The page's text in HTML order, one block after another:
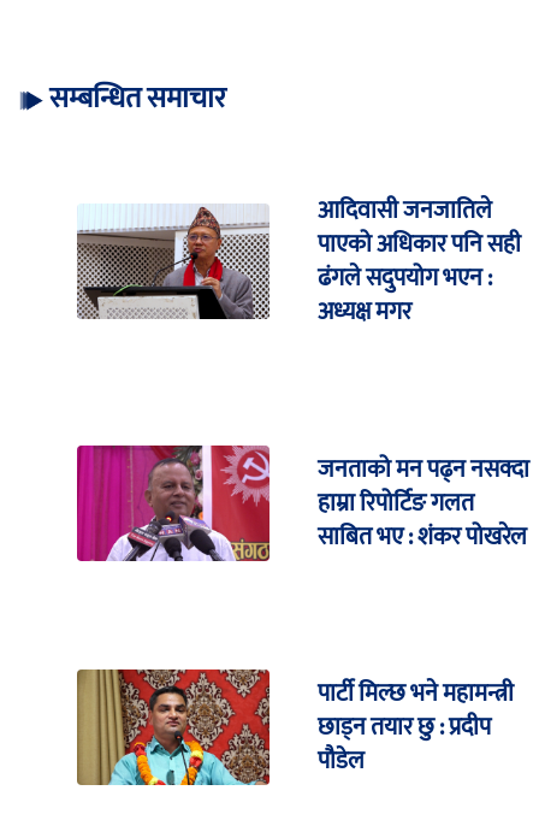
सम्बन्धित समाचार
आदिवासी जनजातिले
पाएको अधिकार पनि सही
ढंगले सदुपयोग भएन :
अध्यक्ष मगर
जनताको मन पढ्न नसक्दा
हाम्रा रिपोर्टिङ गलत
साबित भए : शंकर पोखरेल
पार्टी मिल्छ भने महामन्त्री
छाड्न तयार छु : प्रदीप
पौडेल